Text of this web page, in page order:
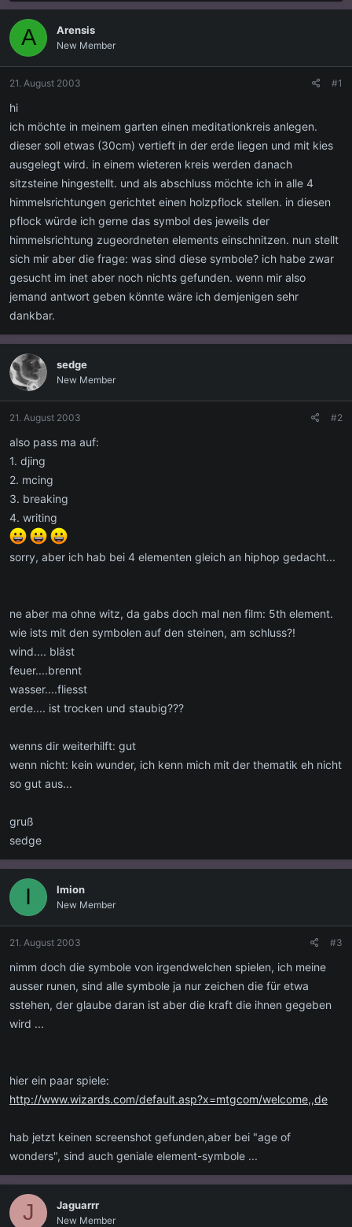
s
t
e
r
s
e
l
A Arensis
New Member
21. August 2003 #1
hi
ich möchte in meinem garten einen meditationkreis anlegen.
dieser soll etwas (30cm) vertieft in der erde liegen und mit kies
ausgelegt wird. in einem wieteren kreis werden danach
sitzsteine hingestellt. und als abschluss möchte ich in alle 4
himmelsrichtungen gerichtet einen holzpflock stellen. in diesen
pflock würde ich gerne das symbol des jeweils der
himmelsrichtung zugeordneten elements einschnitzen. nun stellt
sich mir aber die frage: was sind diese symbole? ich habe zwar
gesucht im inet aber noch nichts gefunden. wenn mir also
jemand antwort geben könnte wäre ich demjenigen sehr
dankbar.
sedge
New Member
21. August 2003 #2
also pass ma auf:
1. djing
2. mcing
3. breaking
4. writing
sorry, aber ich hab bei 4 elementen gleich an hiphop gedacht...
ne aber ma ohne witz, da gabs doch mal nen film: 5th element.
wie ists mit den symbolen auf den steinen, am schluss?!
wind.... bläst
feuer....brennt
wasser....fliesst
erde.... ist trocken und staubig???
wenns dir weiterhilft: gut
wenn nicht: kein wunder, ich kenn mich mit der thematik eh nicht
so gut aus...
gruß
sedge
I Imion
New Member
21. August 2003 #3
nimm doch die symbole von irgendwelchen spielen, ich meine
ausser runen, sind alle symbole ja nur zeichen die für etwa
sstehen, der glaube daran ist aber die kraft die ihnen gegeben
wird ...
hier ein paar spiele:
http://www.wizards.com/default.asp?x=mtgcom/welcome,,de
hab jetzt keinen screenshot gefunden,aber bei "age of
wonders", sind auch geniale element-symbole ...
J Jaguarrr
New Member